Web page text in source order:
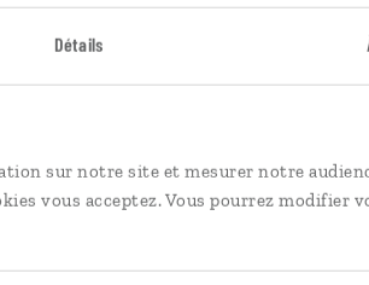
Détails
sur notre site et mesurer notre
vous acceptez. Vous pourrez modifier
passant par Copán, au
nuits 13